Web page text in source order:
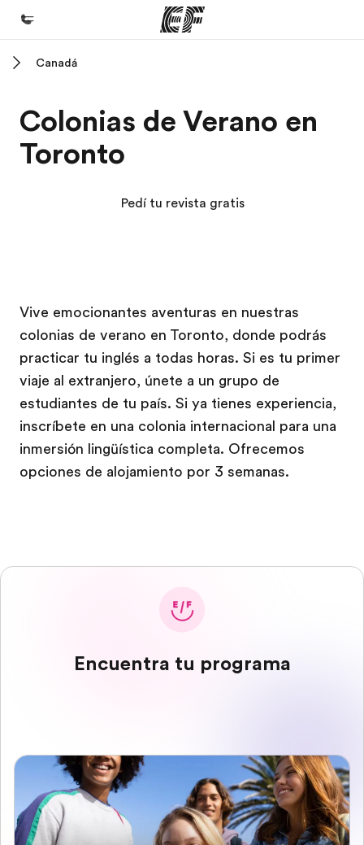
Programas
Ver todo lo que hacemos
Trabajos
Uníte al equipo
Canadá
Colonias de Verano en
Toronto
Pedí tu revista gratis
Vive emocionantes aventuras en nuestras
colonias de verano en Toronto, donde podrás
practicar tu inglés a todas horas. Si es tu primer
viaje al extranjero, únete a un grupo de
estudiantes de tu país. Si ya tienes experiencia,
inscríbete en una colonia internacional para una
inmersión lingüística completa. Ofrecemos
opciones de alojamiento por 3 semanas.
Encuentra tu programa